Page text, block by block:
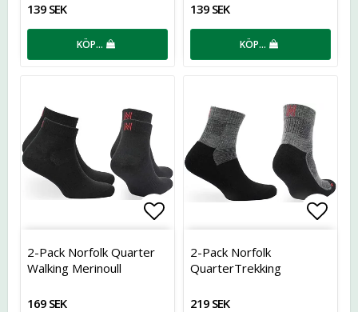
139 SEK
KÖP…
139 SEK
KÖP…
Lägg till i favoritlistan
2-Pack Norfolk Quarter
Walking Merinoull
169 SEK
2-Pack Norfolk
QuarterTrekking
219 SEK